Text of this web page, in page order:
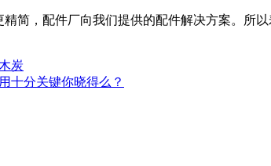
简，配件厂向我们提供的配件解决方案。所
炭
十分关键你晓得么？